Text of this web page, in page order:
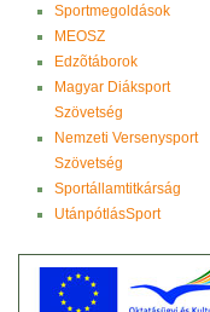
Sportmegoldások
MEOSZ
Edzõtáborok
Magyar Diáksport
Szövetség
Nemzeti Versenysport
Szövetség
Sportállamtitkárság
UtánpótlásSport